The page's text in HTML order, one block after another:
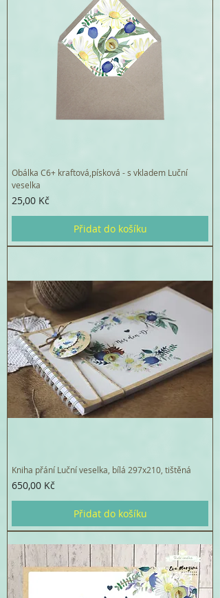
Obálka C6+ kraftová,písková - s vkladem Luční
veselka
Cena
25,00 Kč
Přidat do košíku
Kniha přání Luční veselka, bílá 297x210, tištěná
Cena
650,00 Kč
Přidat do košíku